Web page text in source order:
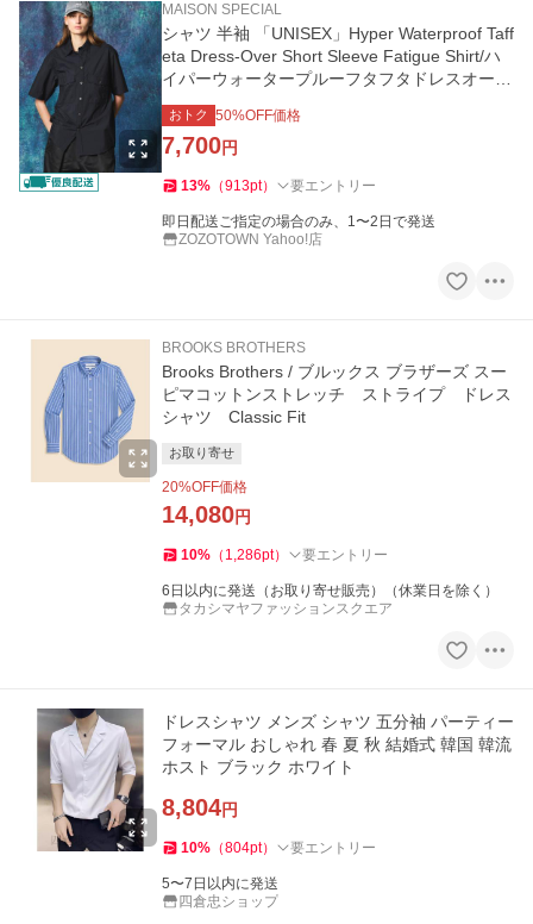
MAISON SPECIAL
シャツ 半袖 「UNISEX」Hyper Waterproof Taff
eta Dress-Over Short Sleeve Fatigue Shirt/ハ
イパーウォータープルーフタフタドレスオーバ
ーショートスリ…
おトク 50%OFF価格
7,700円
13% （913pt） 要エントリー
即日配送ご指定の場合のみ、1〜2日で発送
ZOZOTOWN Yahoo!店
BROOKS BROTHERS
Brooks Brothers / ブルックス ブラザーズ スー
ピマコットンストレッチ ストライプ ドレス
シャツ Classic Fit
お取り寄せ
20%OFF価格
14,080円
10% （ 1,286pt） 要エントリー
6日以内に発送（お取り寄せ販売）（休業日を除く）
タカシマヤファッションスクエア
ドレスシャツ メンズ シャツ 五分袖 パーティー
フォーマル おしゃれ 春 夏 秋 結婚式 韓国 韓流
ホスト ブラック ホワイト
8,804円
10% （804pt） 要エントリー
5〜7日以内に発送
四倉忠ショップ